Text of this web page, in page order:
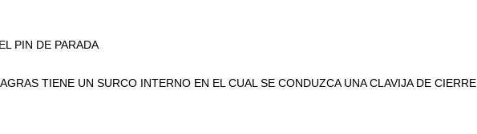
PIN DE PARADA
UN SURCO INTERNO EN EL CUAL SE CONDUZCA UNA CLAVIJA DE CIERRE